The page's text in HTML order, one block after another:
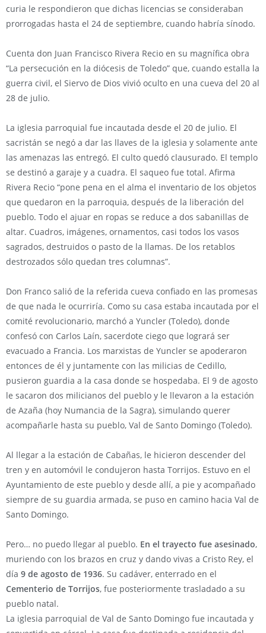
curia le respondieron que dichas licencias se consideraban
prorrogadas hasta el 24 de septiembre, cuando habría sínodo.
Cuenta don Juan Francisco Rivera Recio en su magnífica obra
“La persecución en la diócesis de Toledo” que, cuando estalla la
guerra civil, el Siervo de Dios vivió oculto en una cueva del 20 al
28 de julio.
La iglesia parroquial fue incautada desde el 20 de julio. El
sacristán se negó a dar las llaves de la iglesia y solamente ante
las amenazas las entregó. El culto quedó clausurado. El templo
se destinó a garaje y a cuadra. El saqueo fue total. Afirma
Rivera Recio “pone pena en el alma el inventario de los objetos
que quedaron en la parroquia, después de la liberación del
pueblo. Todo el ajuar en ropas se reduce a dos sabanillas de
altar. Cuadros, imágenes, ornamentos, casi todos los vasos
sagrados, destruidos o pasto de la llamas. De los retablos
destrozados sólo quedan tres columnas”.
Don Franco salió de la referida cueva confiado en las promesas
de que nada le ocurriría. Como su casa estaba incautada por el
comité revolucionario, marchó a Yuncler (Toledo), donde
confesó con Carlos Laín, sacerdote ciego que logrará ser
evacuado a Francia. Los marxistas de Yuncler se apoderaron
entonces de él y juntamente con las milicias de Cedillo,
pusieron guardia a la casa donde se hospedaba. El 9 de agosto
le sacaron dos milicianos del pueblo y le llevaron a la estación
de Azaña (hoy Numancia de la Sagra), simulando querer
acompañarle hasta su pueblo, Val de Santo Domingo (Toledo).
Al llegar a la estación de Cabañas, le hicieron descender del
tren y en automóvil le condujeron hasta Torrijos. Estuvo en el
Ayuntamiento de este pueblo y desde allí, a pie y acompañado
siempre de su guardia armada, se puso en camino hacia Val de
Santo Domingo.
Pero… no puedo llegar al pueblo. En el trayecto fue asesinado,
muriendo con los brazos en cruz y dando vivas a Cristo Rey, el
día 9 de agosto de 1936. Su cadáver, enterrado en el
Cementerio de Torrijos, fue posteriormente trasladado a su
pueblo natal.
La iglesia parroquial de Val de Santo Domingo fue incautada y